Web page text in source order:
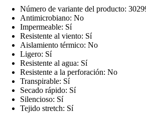
Número de variante del producto:
Antimicrobiano: No
Impermeable: Sí
Resistente al viento: Sí
Aislamiento térmico: No
Ligero: Sí
Resistente al agua: Sí
Resistente a la perforación: No
Transpirable: Sí
Secado rápido: Sí
Silencioso: Sí
Tejido stretch: Sí